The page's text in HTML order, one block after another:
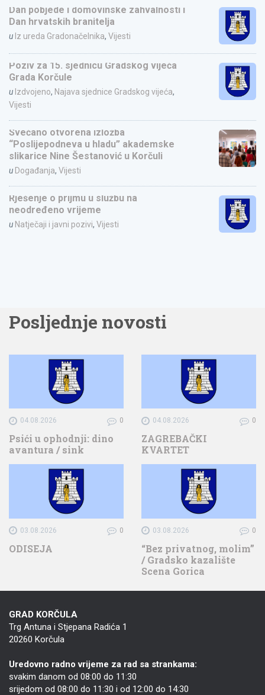
Dan pobjede i domovinske zahvalnosti i
Dan hrvatskih branitelja
u Iz ureda Gradonačelnika, Vijesti
Poziv za 15. sjednicu Gradskog vijeća
Grada Korčule
u Izdvojeno, Najava sjednice Gradskog vijeća,
Vijesti
Svečano otvorena izložba
“Poslijepodneva u hladu” akademske
slikarice Nine Šestanović u Korčuli
u Događanja, Vijesti
Rješenje o prijmu u službu na
neodređeno vrijeme
u Natječaji i javni pozivi, Vijesti
Posljednje novosti
04.08.2026 0
Psići u ophodnji: dino
avantura / sink
04.08.2026 0
ZAGREBAČKI
KVARTET
03.08.2026 0
ODISEJA
03.08.2026 0
“Bez privatnog, molim”
/ Gradsko kazalište
Scena Gorica
GRAD KORČULA
Trg Antuna i Stjepana Radića 1
20260 Korčula
Uredovno radno vrijeme za rad sa strankama:
svakim danom od 08:00 do 11:30
srijedom od 08:00 do 11:30 i od 12:00 do 14:30